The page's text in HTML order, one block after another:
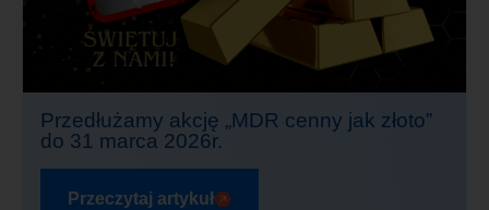
Przedłużamy akcję „MDR cenny jak złoto”
do 31 marca 2026r.
Przeczytaj artykuł